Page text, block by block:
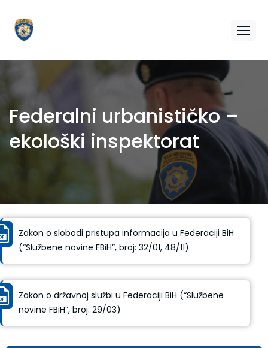
Federalni urbanističko –
ekološki inspektorat
Zakon o slobodi pristupa informacija u Federaciji BiH
(“Službene novine FBiH”, broj: 32/01, 48/11)
Zakon o državnoj službi u Federaciji BiH (“Službene
novine FBiH”, broj: 29/03)